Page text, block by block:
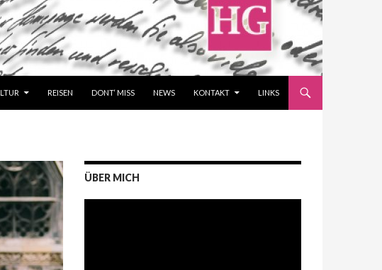
REISEN DONT‘ MISS NEWS KONTAKT LINKS
ÜBER MICH